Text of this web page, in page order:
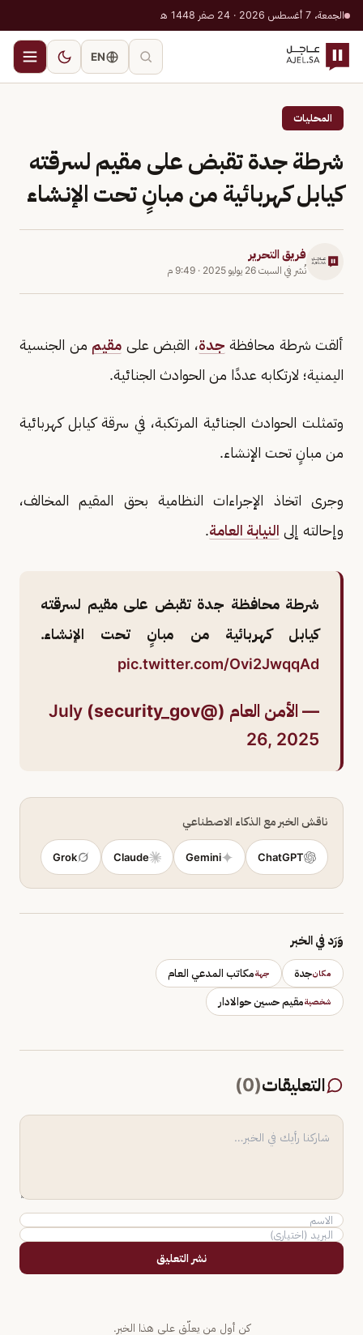
الجمعة، 7 أغسطس 2026 · 24 صفر 1448 هـ
EN
المحليات
شرطة جدة تقبض على مقيم لسرقته
كيابل كهربائية من مبانٍ تحت الإنشاء
فريق التحرير
نُشر في السبت 26 يوليو 2025 · 9:49 م
ألقت شرطة محافظة جدة، القبض على مقيم من الجنسية
اليمنية؛ لارتكابه عددًا من الحوادث الجنائية.
وتمثلت الحوادث الجنائية المرتكبة، في سرقة كيابل كهربائية
من مبانٍ تحت الإنشاء.
وجرى اتخاذ الإجراءات النظامية بحق المقيم المخالف،
وإحالته إلى النيابة العامة.
شرطة محافظة جدة تقبض على مقيم لسرقته
كيابل كهربائية من مبانٍ تحت الإنشاء.
pic.twitter.com/Ovi2JwqqAd
— الأمن العام (@security_gov)
July
26, 2025
ناقش الخبر مع الذكاء الاصطناعي
ChatGPT
Gemini
Claude
Grok
وَرَد في الخبر
مكانجدة جهةمكاتب المدعي العام
شخصيةمقيم حسين حوالادار
التعليقات(
0
)
نشر التعليق
كن أول من يعلّق على هذا الخبر.